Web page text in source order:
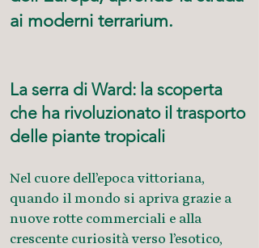
ai moderni terrarium.
La serra di Ward: la scoperta
che ha rivoluzionato il trasporto
delle piante tropicali
Nel cuore dell’epoca vittoriana,
quando il mondo si apriva grazie a
nuove rotte commerciali e alla
crescente curiosità verso l’esotico,